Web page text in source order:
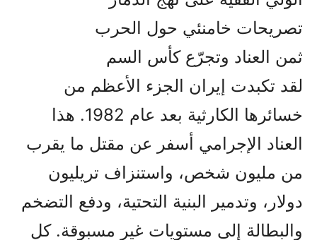
تصريحات خامنئي حول الحرب
ثمن العناد وتجرّع كأس السم
لقد تكبدت إيران الجزء الأعظم من
خسائرها الكارثية بعد عام 1982. هذا
العناد الإجرامي أسفر عن مقتل ما يقرب
من مليون شخص، واستنزاف تريليون
دولار، وتدمير البنية التحتية، ودفع التضخم
والبطالة إلى مستويات غير مسبوقة. كل